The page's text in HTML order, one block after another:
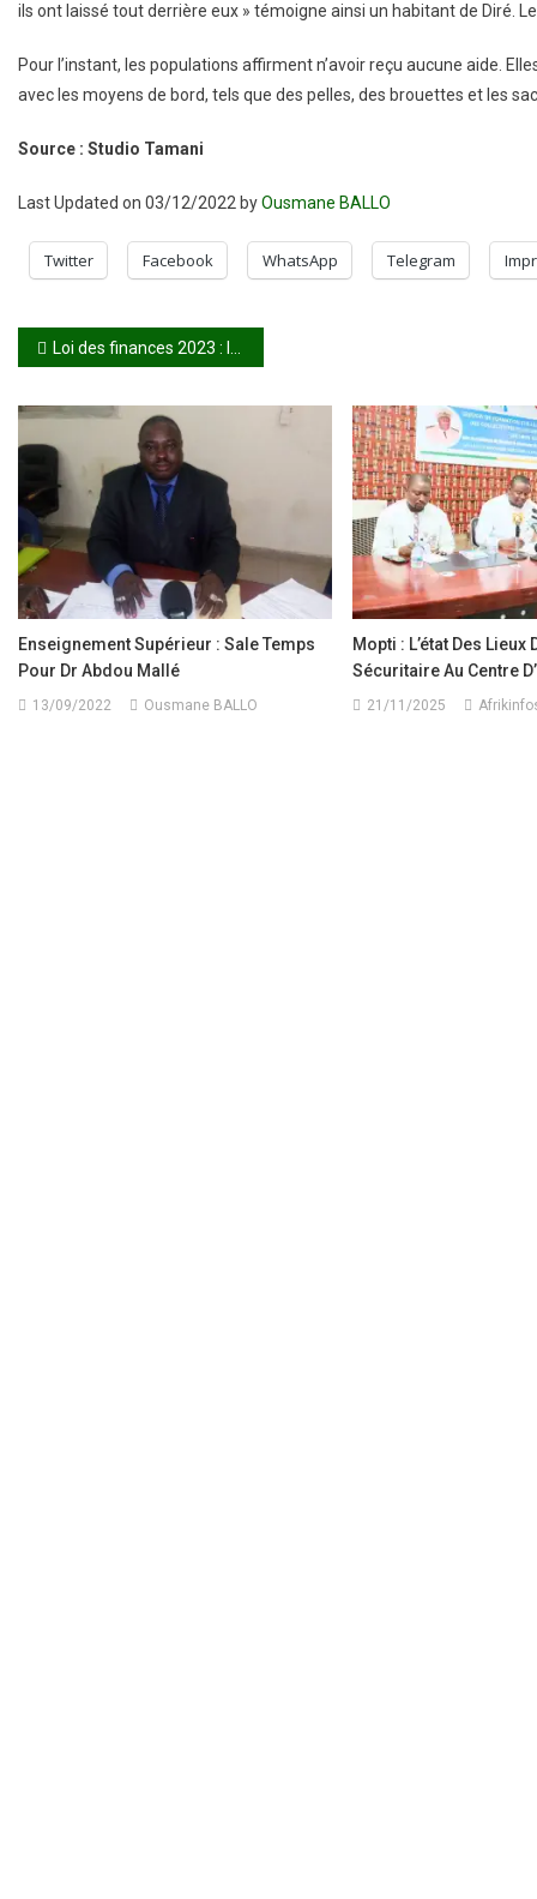
ils ont laissé tout derrière eux » témoigne ainsi un habitant de Diré.
Pour l’instant, les populations affirment n’avoir reçu aucune aide.
avec les moyens de bord, tels que des pelles, des brouettes et les
Source : Studio Tamani
Last Updated on 03/12/2022 byOusmane BALLO
Twitter Facebook WhatsApp Telegram
Navigation
de
l’article
Loi des finances 2023 : le CNT donne son quitus
Enseignement Supérieur : Sale Temps
Pour Dr Abdou Mallé
13/09/2022 Ousmane BALLO
Mopti : L’état Des Lieux
Sécuritaire Au Centre
21/11/2025